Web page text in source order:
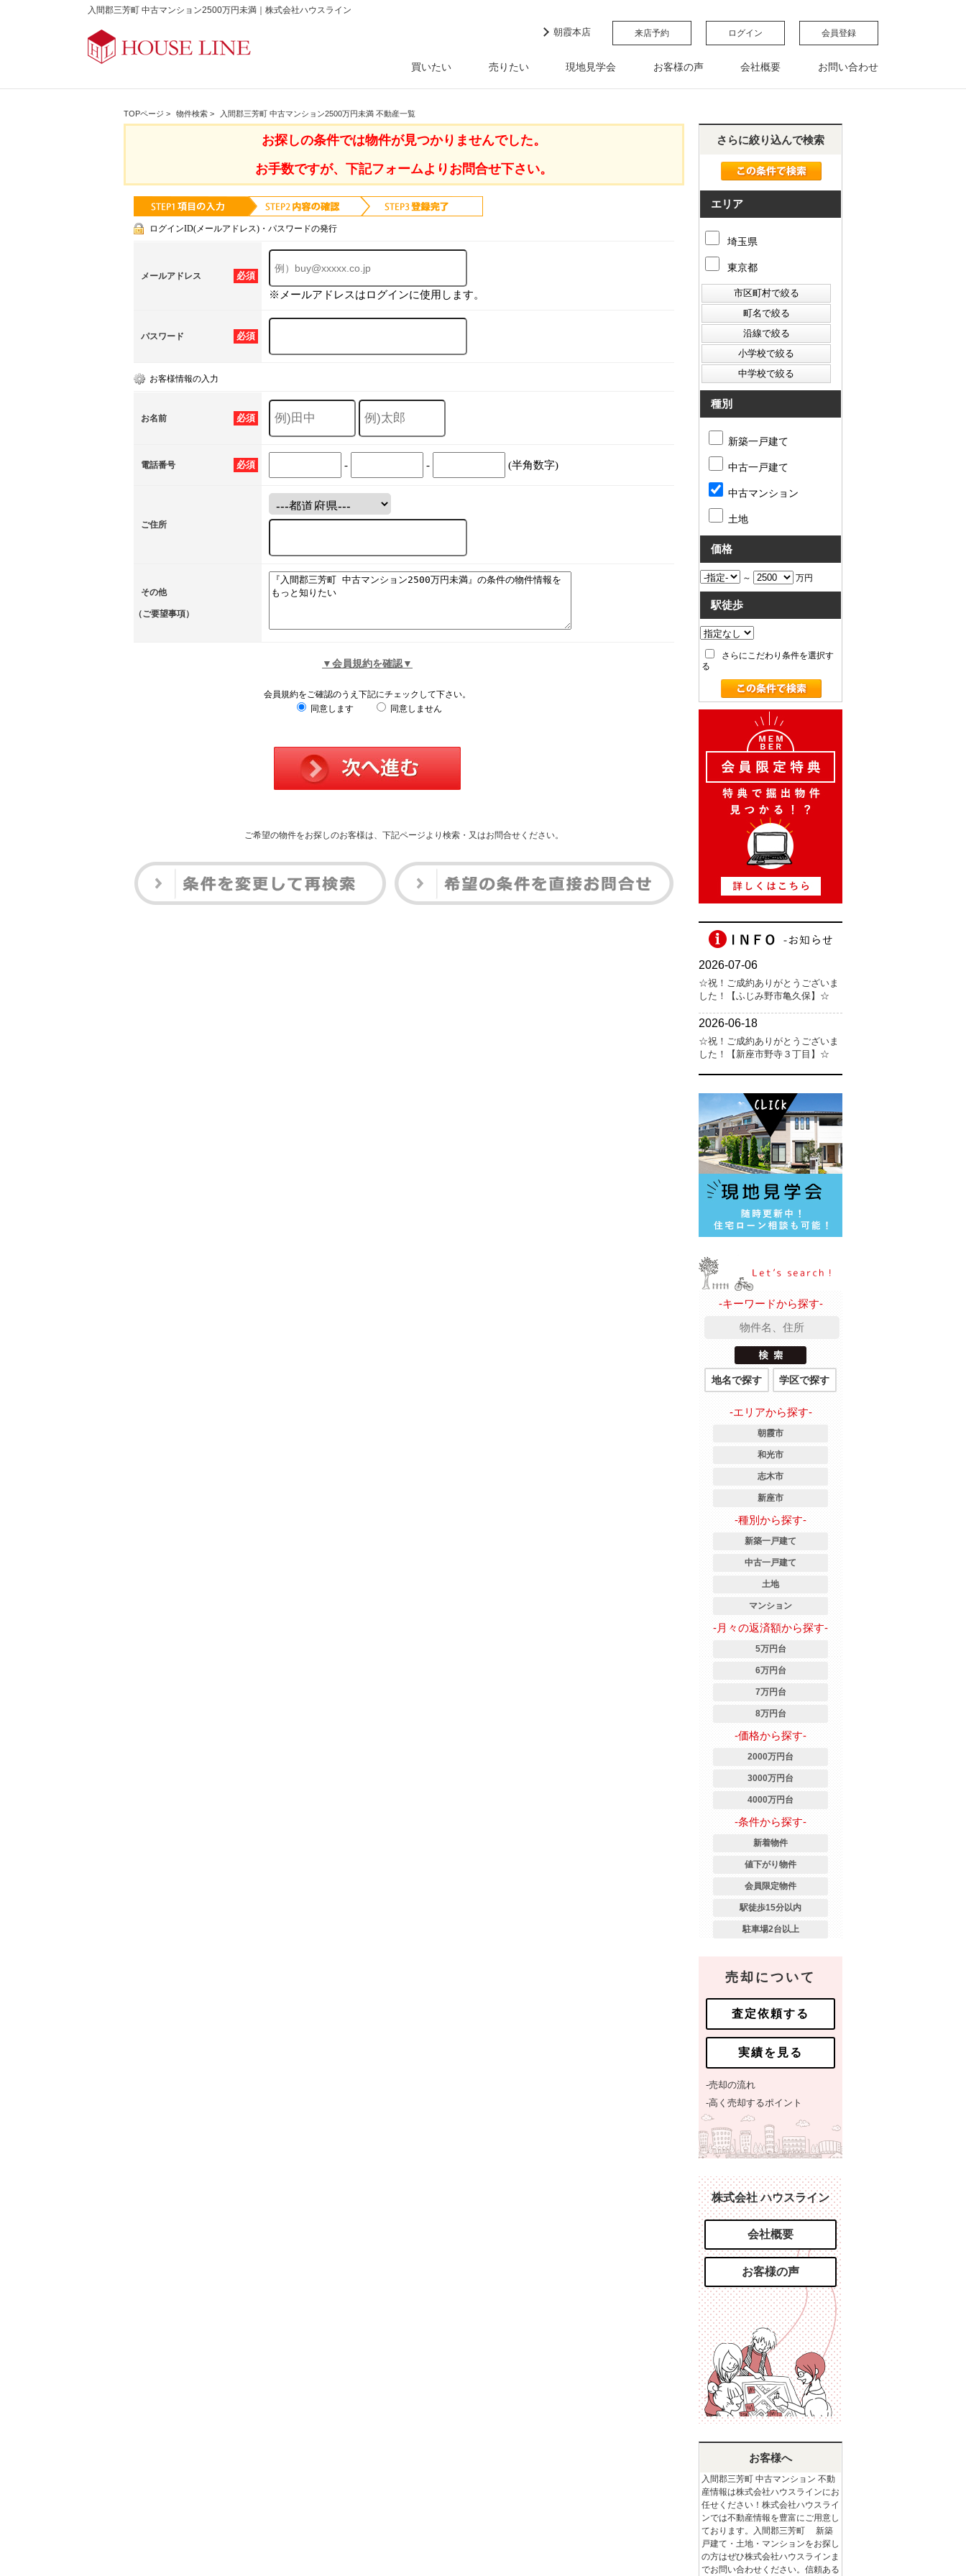
入間郡三芳町 中古マンション2500万円未満｜株式会社ハウスライン
朝霞本店 来店予約 ログイン 会員登録
買いたい 売りたい 現地見学会 お客様の声 会社概要 お問い合わせ
TOPページ > 物件検索 > 入間郡三芳町 中古マンション2500万円未満 不動産一覧
お探しの条件では物件が見つかりませんでした。
お手数ですが、下記フォームよりお問合せ下さい。
ログインID(メールアドレス)・パスワードの発行
必須
メールアドレス
※メールアドレスはログインに使用します。
必須
パスワード
お客様情報の入力
必須
お名前
必須
電話番号 - - (半角数字)
ご住所
その他
（ご要望事項）
▼会員規約を確認▼
会員規約をご確認のうえ下記にチェックして下さい。
同意します
同意しません
ご希望の物件をお探しのお客様は、下記ページより検索・又はお問合せください。
さらに絞り込んで検索
エリア
埼玉県
東京都
種別
新築一戸建て
中古一戸建て
中古マンション
土地
価格
～ 万円
駅徒歩
さらにこだわり条件を選択す
る
-キーワードから探す-
地名で探す 学区で探す
-エリアから探す-
朝霞市
和光市
志木市
新座市
-種別から探す-
新築一戸建て
中古一戸建て
土地
マンション
-月々の返済額から探す-
5万円台
6万円台
7万円台
8万円台
-価格から探す-
2000万円台
3000万円台
4000万円台
-条件から探す-
新着物件
値下がり物件
会員限定物件
駅徒歩15分以内
駐車場2台以上
売却について
査定依頼する
実績を見る
-売却の流れ
-高く売却するポイント
株式会社 ハウスライン
会社概要
お客様の声
お客様へ
入間郡三芳町 中古マンション 不動
産情報は株式会社ハウスラインにお
任せください！株式会社ハウスライ
ンでは不動産情報を豊富にご用意し
ております。入間郡三芳町 新築
戸建て・土地・マンションをお探し
の方はぜひ株式会社ハウスラインま
でお問い合わせください。信頼ある